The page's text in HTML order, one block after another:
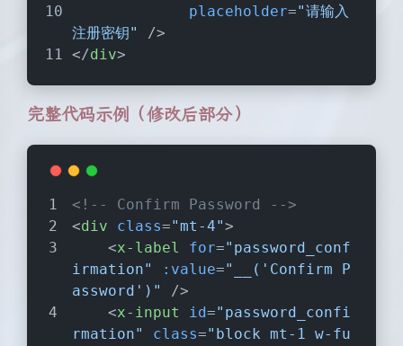
placeholder="请输入
注册密钥"
/>
</div>
完整代码示例（修改后部分）
<!-- Confirm Password -->
<div class="mt-4">
<x-label for="password_conf
irmation"
:value="__('Confirm P
assword')"
/>
<x-input id="password_confi
rmation"
class="block mt-1 w-fu